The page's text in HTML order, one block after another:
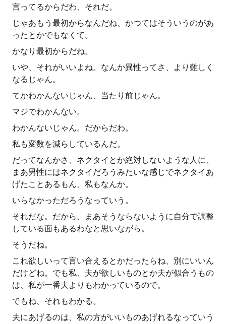
言ってるからだわ、それだ。
じゃあもう最初からなんだね、かつてはそういうのがあ
ったとかでもなくて。
かなり最初からだね。
いや、それがいいよね。なんか異性ってさ、より難しく
なるじゃん。
てかわかんないじゃん、当たり前じゃん。
マジでわかんない。
わかんないじゃん。だからだわ。
私も変数を減らしているんだ。
だってなんかさ、ネクタイとか絶対しないような人に、
まあ男性にはネクタイだろうみたいな感じでネクタイあ
げたことあるもん、私もなんか。
いらなかっただろうなっていう。
それだな。だから、まあそうならないように自分で調整
している面もあるわなと思いながら。
そうだね。
これ欲しいって言い合えるとかだったらね、別にいいん
だけどね。でも私、夫が欲しいものとか夫が似合うもの
は、私が一番夫よりもわかっているので。
でもね、それもわかる。
夫にあげるのは、私の方がいいものあげれるなっていう